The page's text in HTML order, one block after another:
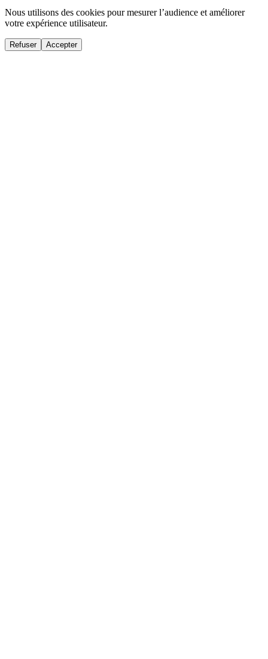
Nous utilisons des cookies pour mesurer l’audience et améliorer
votre expérience utilisateur.
Refuser Accepter